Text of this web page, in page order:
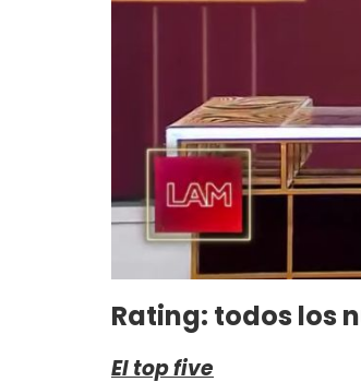
Rating: todos los
El top five